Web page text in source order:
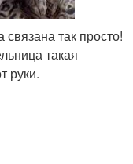
так просто!
такая
руки.